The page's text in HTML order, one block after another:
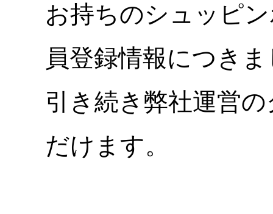
お持ちのシュッピ
員登録情報につき
引き続き弊社運営
だけます。